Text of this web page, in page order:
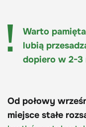
Warto
lubią
dopiero w 2-3
Od połowy
miejsce stałe